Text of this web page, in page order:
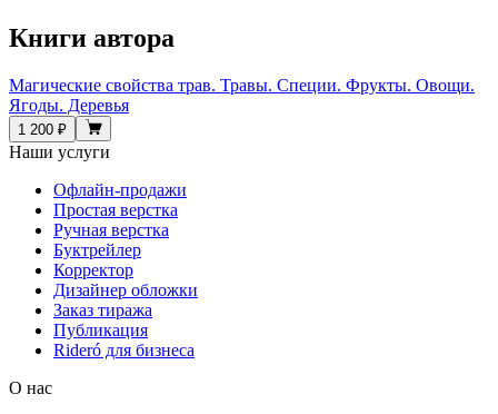
Книги автора
Магические свойства трав. Травы. Специи. Фрукты. Овощи.
Ягоды. Деревья
1 200 ₽
Наши услуги
Офлайн-продажи
Простая верстка
Ручная верстка
Буктрейлер
Корректор
Дизайнер обложки
Заказ тиража
Публикация
Rideró для бизнеса
О нас